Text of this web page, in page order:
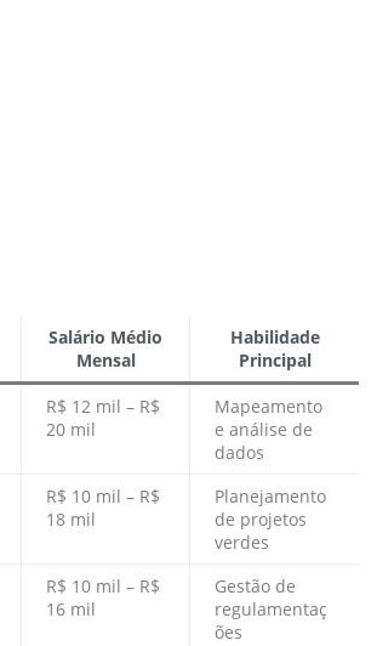
Salário Médio
Mensal
Habilidade
Principal
R$ 12 mil – R$
20 mil
Mapeamento
e análise de
dados
R$ 10 mil – R$
18 mil
Planejamento
de projetos
verdes
R$ 10 mil – R$
16 mil
Gestão de
regulamentaç
ões